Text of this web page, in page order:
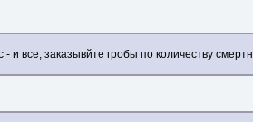
и все, заказывйте гробы по количеству